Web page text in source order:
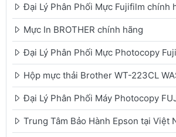
Đại Lý Phân Phối Mực Fujifilm chính
Mực In BROTHER chính hãng
Đại Lý Phân Phối Mực Photocopy
Hộp mực thải Brother WT-223CL
Đại Lý Phân Phối Máy Photocopy
Trung Tâm Bảo Hành Epson tại Việt